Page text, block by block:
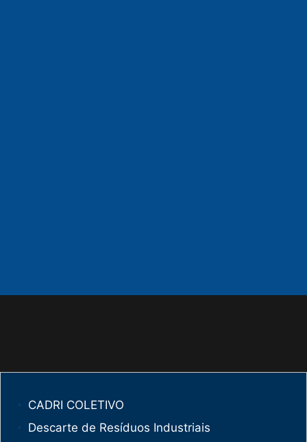
CADRI COLETIVO
Descarte de Resíduos Industriais